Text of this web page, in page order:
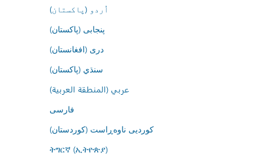
اُردو (پاکستان)
پنجابی (پاکستان)
درى (افغانستان)
سنڌي (پاکستان)
عربي (المنطقة العربية)
فارسى
کوردیی ناوەڕاست (کوردستان)
ትግርኛ (ኢትዮጵያ)